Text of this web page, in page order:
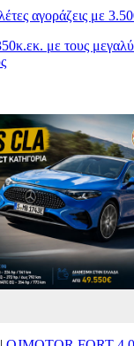
αγοράζεις με
με τους